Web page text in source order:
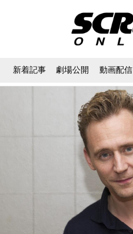
新着記事 劇場公開 動画配信